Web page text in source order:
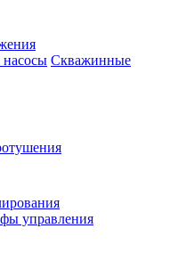
насосы Скважинные
управления